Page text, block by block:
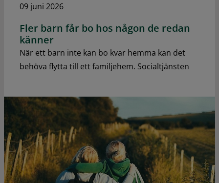
09 juni 2026
Fler barn får bo hos någon de redan
känner
När ett barn inte kan bo kvar hemma kan det
behöva flytta till ett familjehem. Socialtjänsten